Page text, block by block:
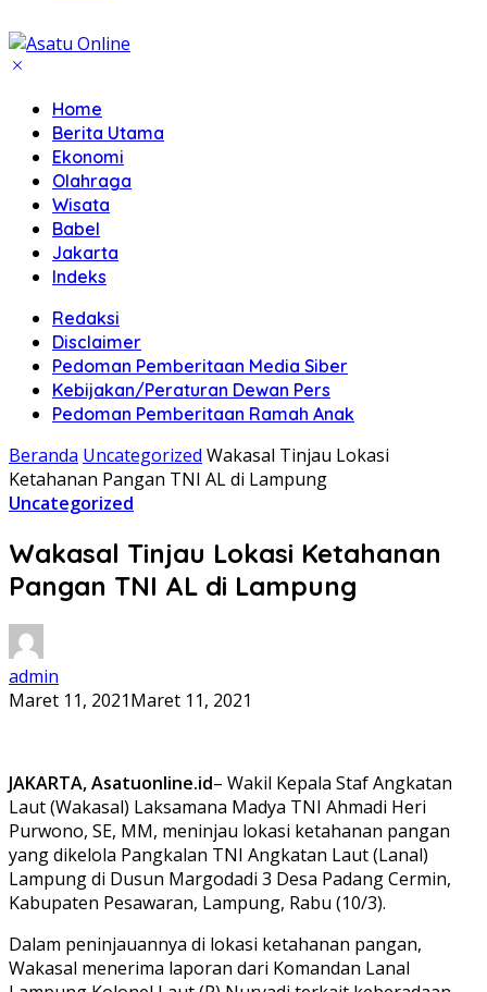
Home
Berita Utama
Ekonomi
Olahraga
Wisata
Babel
Jakarta
Indeks
Redaksi
Disclaimer
Pedoman Pemberitaan Media Siber
Kebijakan/Peraturan Dewan Pers
Pedoman Pemberitaan Ramah Anak
Beranda Uncategorized Wakasal Tinjau Lokasi
Ketahanan Pangan TNI AL di Lampung
Uncategorized
Wakasal Tinjau Lokasi Ketahanan
Pangan TNI AL di Lampung
admin
Maret 11, 2021Maret 11, 2021
JAKARTA, Asatuonline.id– Wakil Kepala Staf Angkatan
Laut (Wakasal) Laksamana Madya TNI Ahmadi Heri
Purwono, SE, MM, meninjau lokasi ketahanan pangan
yang dikelola Pangkalan TNI Angkatan Laut (Lanal)
Lampung di Dusun Margodadi 3 Desa Padang Cermin,
Kabupaten Pesawaran, Lampung, Rabu (10/3).
Dalam peninjauannya di lokasi ketahanan pangan,
Wakasal menerima laporan dari Komandan Lanal